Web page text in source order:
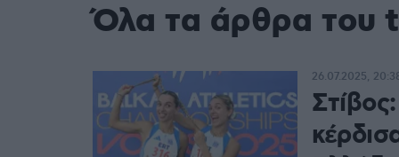
Όλα τα άρθρα του
26.07.2025,